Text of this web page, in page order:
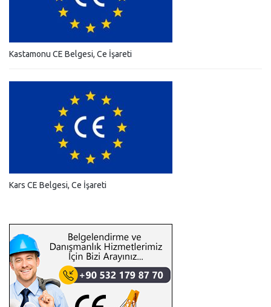
Kastamonu CE Belgesi, Ce İşareti
Kars CE Belgesi, Ce İşareti